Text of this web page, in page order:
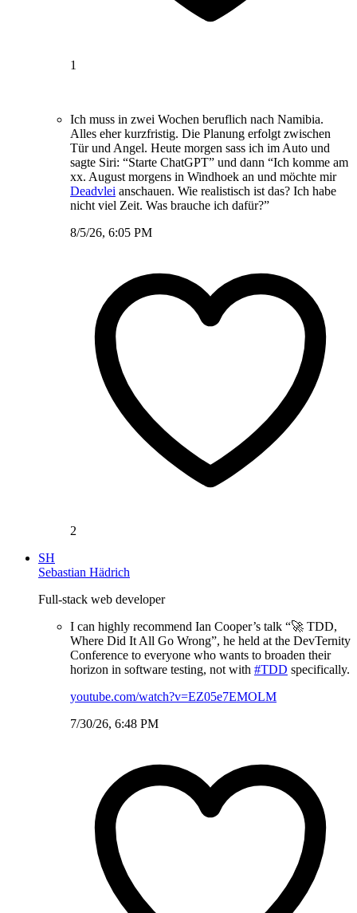
1
Ich muss in zwei Wochen beruflich nach Namibia.
Alles eher kurzfristig. Die Planung erfolgt zwischen
Tür und Angel. Heute morgen sass ich im Auto und
sagte Siri: “Starte ChatGPT” und dann “Ich komme am
xx. August morgens in Windhoek an und möchte mir
Deadvlei anschauen. Wie realistisch ist das? Ich habe
nicht viel Zeit. Was brauche ich dafür?”
8/5/26, 6:05 PM
2
SH
Sebastian Hädrich
Full-stack web developer
I can highly recommend Ian Cooper’s talk “🚀 TDD,
Where Did It All Go Wrong”, he held at the DevTernity
Conference to everyone who wants to broaden their
horizon in software testing, not with #TDD specifically.
youtube.com/watch?v=EZ05e7EMOLM
7/30/26, 6:48 PM